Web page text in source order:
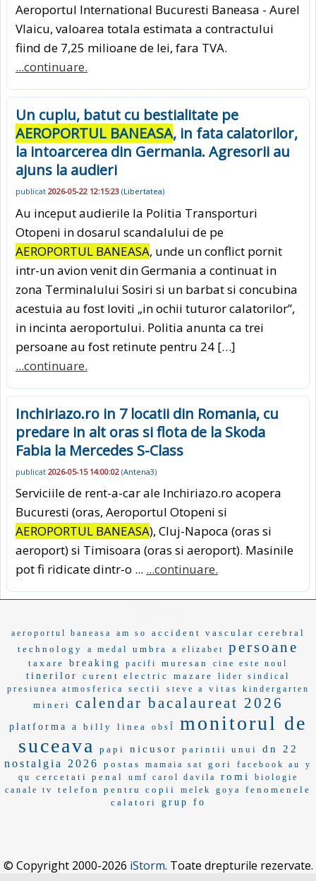
Aeroportul International Bucuresti Baneasa - Aurel
Vlaicu, valoarea totala estimata a contractului
fiind de 7,25 milioane de lei, fara TVA.
...continuare.
Un cuplu, batut cu bestialitate pe
AEROPORTUL BANEASA, in fata calatorilor,
la intoarcerea din Germania. Agresorii au
ajuns la audieri
publicat 2026-05-22 12:15:23 (Libertatea)
Au inceput audierile la Politia Transporturi
Otopeni in dosarul scandalului de pe
AEROPORTUL BANEASA, unde un conflict pornit
intr-un avion venit din Germania a continuat in
zona Terminalului Sosiri si un barbat si concubina
acestuia au fost loviti „in ochii tuturor calatorilor”,
in incinta aeroportului. Politia anunta ca trei
persoane au fost retinute pentru 24 […]
...continuare.
Inchiriazo.ro in 7 locatii din Romania, cu
predare in alt oras si flota de la Skoda
Fabia la Mercedes S-Class
publicat 2026-05-15 14:00:02 (Antena3)
Serviciile de rent-a-car ale Inchiriazo.ro acopera
Bucuresti (oras, Aeroportul Otopeni si
AEROPORTUL BANEASA), Cluj-Napoca (oras si
aeroport) si Timisoara (oras si aeroport). Masinile
pot fi ridicate dintr-o ... ...continuare.
aeroportul baneasa am so
accident vascular cerebral
technology
a medal umbra a elizabet persoane
taxare breaking pacifi muresan cine este noul
tinerilor curent electric mazare
lider sindical
presiunea atmosferica
sectii steve a vitas kindergarten
mineri calendar bacalaureat 2026
platforma a billy linea obsÎ
monitorul de
suceava
papi nicusor parintii unui dn 22
nostalgia 2026 postas mamaia sat gori facebook au
y
qu
cercetati penal umf carol davila romi
biologie
canale tv
telefon pentru copii melek goya
fenomenele
calatori
grup fo
© Copyright 2000-2026 iStorm. Toate drepturile rezervate.